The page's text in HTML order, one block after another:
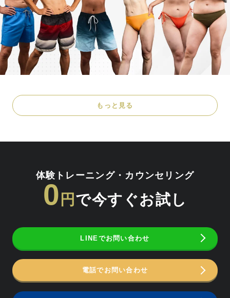
もっと見る
体験トレーニング・カウンセリング
0 円 で今すぐお試し
LINEでお問い合わせ
電話でお問い合わせ